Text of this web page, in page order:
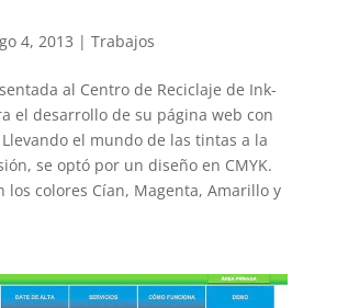
4, 2013 | Trabajos
al Centro de Reciclaje de Ink-
el desarrollo de su página web con
el mundo de las tintas a la
se optó por un diseño en CMYK.
los colores Cían, Magenta, Amarillo y